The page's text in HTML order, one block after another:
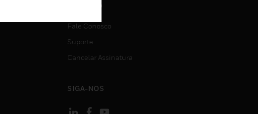
CONTATO
Fale Conosco
Suporte
Cancelar Assinatura
SIGA-NOS